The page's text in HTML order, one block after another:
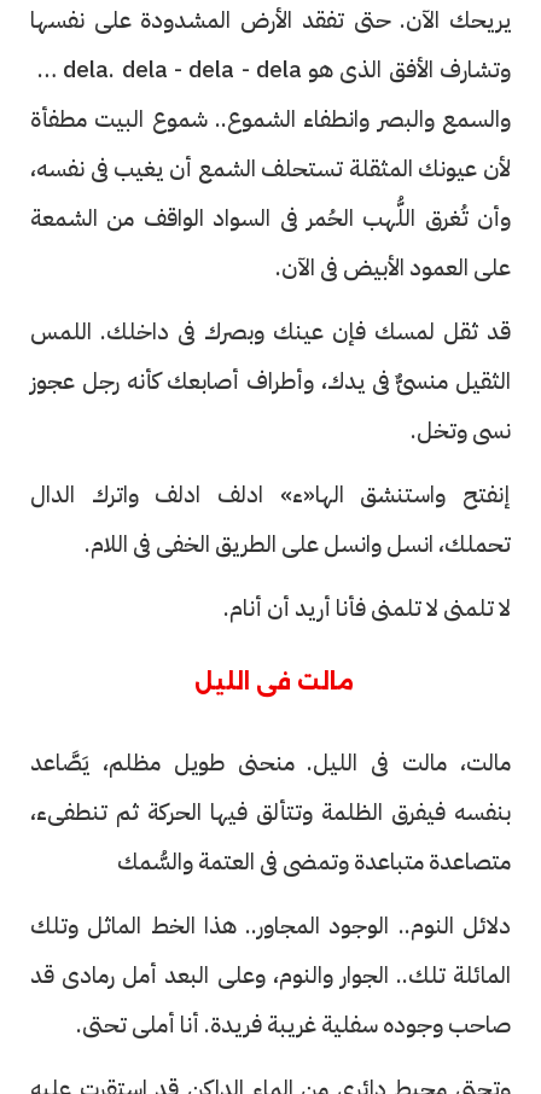
يريحك الآن. حتى تفقد الأرض المشدودة على نفسها
وتشارف الأفق الذى هو au dela. dela - dela - dela
والسمع والبصر وانطفاء الشموع.. شموع البيت مطفأة
لأن عيونك المثقلة تستحلف الشمع أن يغيب فى نفسه،
وأن تُغرق اللُّهب الحُمر فى السواد الواقف من الشمعة
على العمود الأبيض فى الآن.
قد ثقل لمسك فإن عينك وبصرك فى داخلك. اللمس
الثقيل منسىٌّ فى يدك، وأطراف أصابعك كأنه رجل عجوز
نسى وتخل.
إنفتح واستنشق الها«ء» ادلف ادلف واترك الدال
تحملك، انسل وانسل على الطريق الخفى فى اللام.
لا تلمنى لا تلمنى فأنا أريد أن أنام.
مالت فى الليل
مالت، مالت فى الليل. منحنى طويل مظلم، يَصَّاعد
بنفسه فيفرق الظلمة وتتألق فيها الحركة ثم تنطفىء،
متصاعدة متباعدة وتمضى فى العتمة والسُّمك
دلائل النوم.. الوجود المجاور.. هذا الخط الماثل وتلك
المائلة تلك.. الجوار والنوم، وعلى البعد أمل رمادى قد
صاحب وجوده سفلية غريبة فريدة. أنا أملى تحتى.